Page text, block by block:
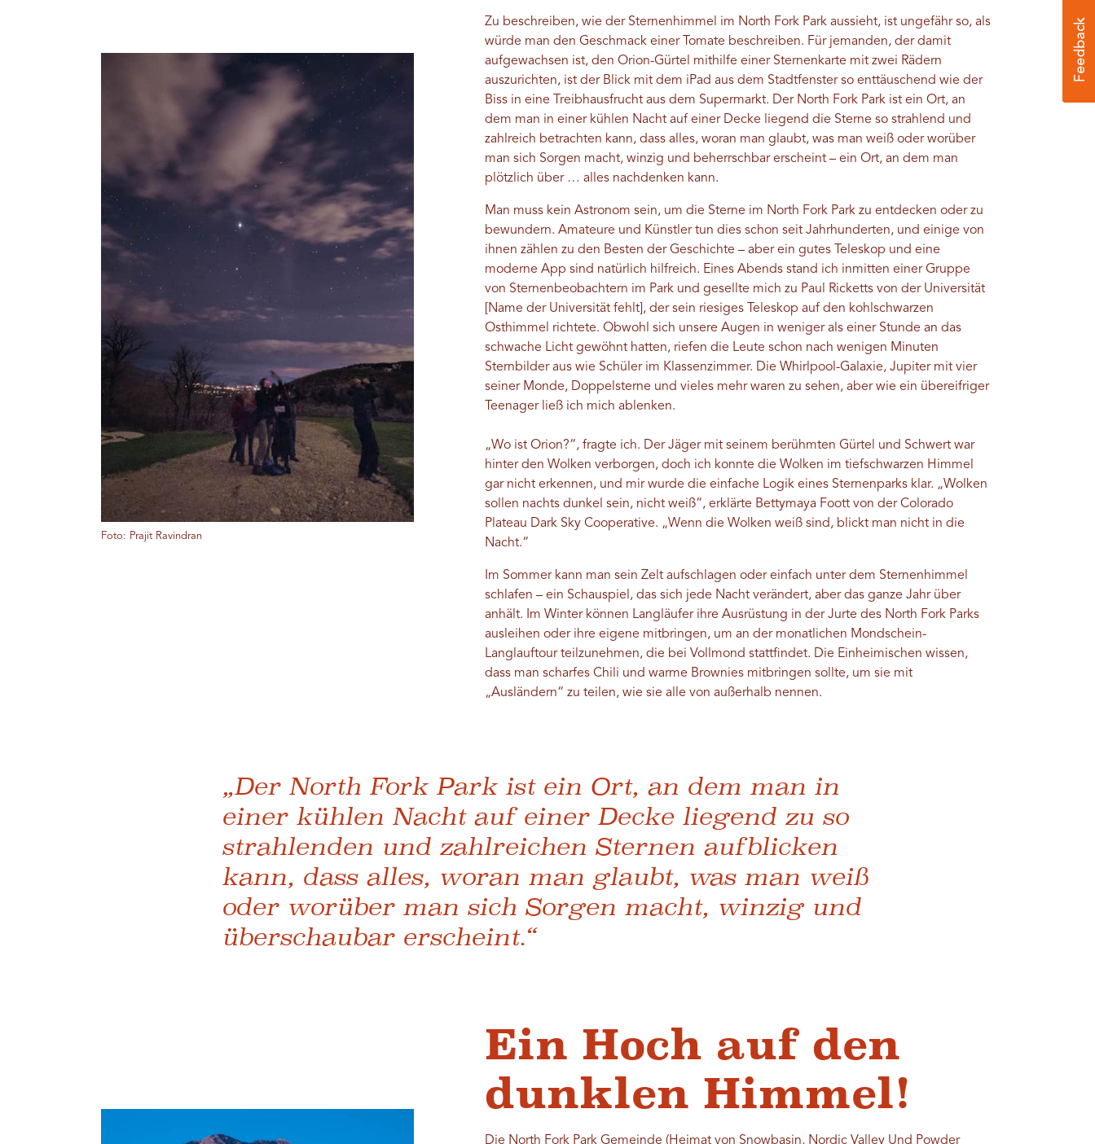
Foto: Prajit Ravindran
Zu beschreiben, wie der Sternenhimmel im North Fork Park aussieht, ist ungefähr so, als
würde man den Geschmack einer Tomate beschreiben. Für jemanden, der damit
aufgewachsen ist, den Orion-Gürtel mithilfe einer Sternenkarte mit zwei Rädern
auszurichten, ist der Blick mit dem iPad aus dem Stadtfenster so enttäuschend wie der
Biss in eine Treibhausfrucht aus dem Supermarkt. Der North Fork Park ist ein Ort, an
dem man in einer kühlen Nacht auf einer Decke liegend die Sterne so strahlend und
zahlreich betrachten kann, dass alles, woran man glaubt, was man weiß oder worüber
man sich Sorgen macht, winzig und beherrschbar erscheint – ein Ort, an dem man
plötzlich über … alles nachdenken kann.
Man muss kein Astronom sein, um die Sterne im North Fork Park zu entdecken oder zu
bewundern. Amateure und Künstler tun dies schon seit Jahrhunderten, und einige von
ihnen zählen zu den Besten der Geschichte – aber ein gutes Teleskop und eine
moderne App sind natürlich hilfreich. Eines Abends stand ich inmitten einer Gruppe
von Sternenbeobachtern im Park und gesellte mich zu Paul Ricketts von der Universität
[Name der Universität fehlt], der sein riesiges Teleskop auf den kohlschwarzen
Osthimmel richtete. Obwohl sich unsere Augen in weniger als einer Stunde an das
schwache Licht gewöhnt hatten, riefen die Leute schon nach wenigen Minuten
Sternbilder aus wie Schüler im Klassenzimmer. Die Whirlpool-Galaxie, Jupiter mit vier
seiner Monde, Doppelsterne und vieles mehr waren zu sehen, aber wie ein übereifriger
Teenager ließ ich mich ablenken.
„Wo ist Orion?“, fragte ich. Der Jäger mit seinem berühmten Gürtel und Schwert war
hinter den Wolken verborgen, doch ich konnte die Wolken im tiefschwarzen Himmel
gar nicht erkennen, und mir wurde die einfache Logik eines Sternenparks klar. „Wolken
sollen nachts dunkel sein, nicht weiß“, erklärte Bettymaya Foott von der Colorado
Plateau Dark Sky Cooperative. „Wenn die Wolken weiß sind, blickt man nicht in die
Nacht.“
Im Sommer kann man sein Zelt aufschlagen oder einfach unter dem Sternenhimmel
schlafen – ein Schauspiel, das sich jede Nacht verändert, aber das ganze Jahr über
anhält. Im Winter können Langläufer ihre Ausrüstung in der Jurte des North Fork Parks
ausleihen oder ihre eigene mitbringen, um an der monatlichen Mondschein-
Langlauftour teilzunehmen, die bei Vollmond stattfindet. Die Einheimischen wissen,
dass man scharfes Chili und warme Brownies mitbringen sollte, um sie mit
„Ausländern“ zu teilen, wie sie alle von außerhalb nennen.
„Der North Fork Park ist ein Ort, an dem man in
einer kühlen Nacht auf einer Decke liegend zu so
strahlenden und zahlreichen Sternen aufblicken
kann, dass alles, woran man glaubt, was man weiß
oder worüber man sich Sorgen macht, winzig und
überschaubar erscheint.“
Ein Hoch auf den
dunklen Himmel!
Die North Fork Park Gemeinde (Heimat von Snowbasin, Nordic Valley Und Powder